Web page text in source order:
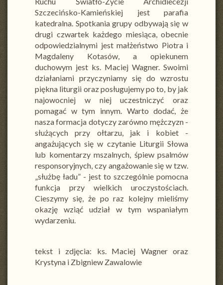
Szczecińsko-Kamieńskiej jest parafia
katedralna. Spotkania grupy odbywają się w
drugi czwartek każdego miesiąca, obecnie
odpowiedzialnymi jest małżeństwo Piotra i
Magdaleny Kotasów, a opiekunem
duchowym jest ks. Maciej Wagner. Swoimi
działaniami przyczyniamy się do wzrostu
piękna liturgii oraz posługujemy po to, by jak
najowocniej w niej uczestniczyć oraz
pomagać w tym innym. Warto dodać, że
nasza formacja dotyczy zarówno mężczyzn -
służących przy ołtarzu, jak i kobiet -
angażujących się w czytanie Liturgii Słowa
lub komentarzy mszalnych, śpiew psalmów
responsoryjnych, czy angażowanie się w tzw.
„służbę ładu” - jest to szczególnie pomocna
funkcja przy wielkich uroczystościach.
Cieszymy się, że po raz kolejny mieliśmy
okazję wziąć udział w tym wspaniałym
wydarzeniu.
tekst i zdjęcia: ks. Maciej Wagner oraz
Krystyna i Zbigniew Zawalowie